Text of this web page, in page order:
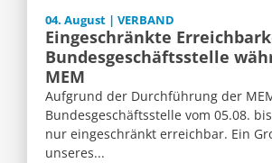
04. August | VERBAND
Eingeschränkte
Bundesgeschäftsstelle
MEM
Aufgrund der Durchführung der
Bundesgeschäftsstelle vom 05.08.
nur eingeschränkt erreichbar. Ein
unseres...